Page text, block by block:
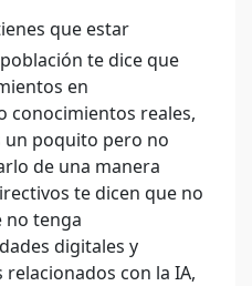
que estar
te dice que
en
conocimientos reales,
un poquito pero no
de una manera
te dicen que no
no tenga
digitales y
con la IA,